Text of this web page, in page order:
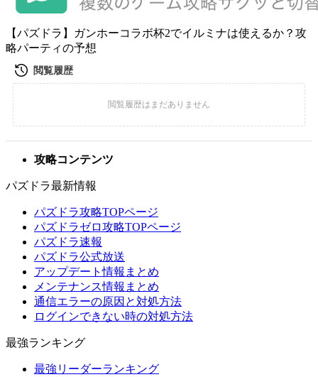
【パズドラ】ガンホーコラボ杯2でイルミナは使えるか？攻
略パーティの予想
攻略コンテンツ
パズドラ最新情報
パズドラ攻略TOPページ
パズドラゼロ攻略TOPページ
パズドラ速報
パズドラ公式放送
アップデート情報まとめ
メンテナンス情報まとめ
通信エラーの原因と対処方法
ログインできない時の対処方法
最強ランキング
最強リーダーランキング